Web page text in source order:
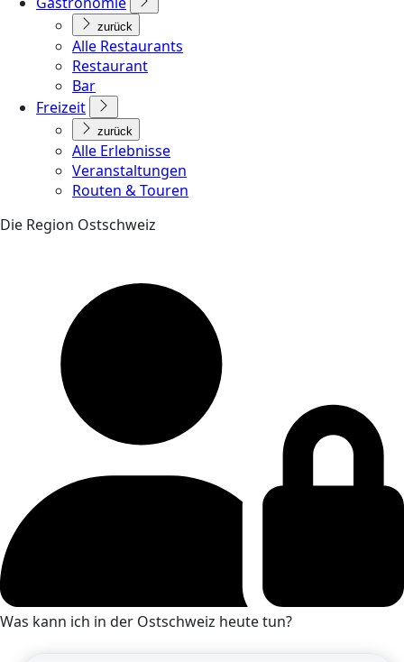
zurück
Alle Restaurants
Restaurant
Bar
Freizeit
zurück
Alle Erlebnisse
Veranstaltungen
Routen & Touren
Die Region Ostschweiz
Was kann ich in der Ostschweiz heute tun?